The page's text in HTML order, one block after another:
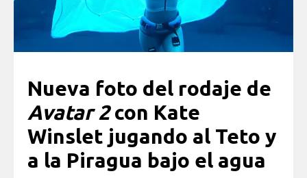
Nueva foto del rodaje de
Avatar 2con Kate
Winslet jugando al Teto y
a la Piragua bajo el agua